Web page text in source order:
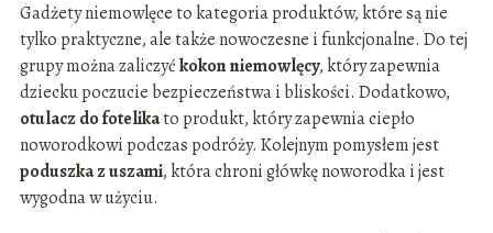
Gadżety niemowlęce to kategoria produktów, które są nie
tylko praktyczne, ale także nowoczesne i funkcjonalne. Do tej
grupy można zaliczyćkokon niemowlęcy, który zapewnia
dziecku poczucie bezpieczeństwa i bliskości. Dodatkowo,
otulacz do fotelikato produkt, który zapewnia ciepło
noworodkowi podczas podróży. Kolejnym pomysłem jest
poduszka z uszami, która chroni główkę noworodka i jest
wygodna w użyciu.